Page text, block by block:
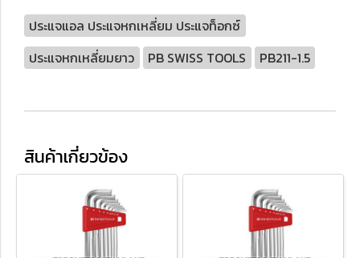
ประแจแอล ประแจหกเหลี่ยม ประแจท็อกซ์
ประแจหกเหลี่ยมยาว
PB SWISS TOOLS PB211-1.5
สินค้าเกี่ยวข้อง